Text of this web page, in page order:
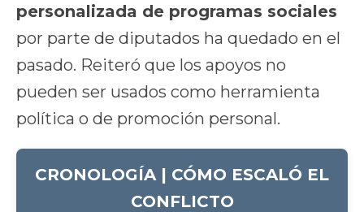
personalizada de programas sociales
por parte de diputados ha quedado en el
pasado. Reiteró que los apoyos no
pueden ser usados como herramienta
política o de promoción personal.
CRONOLOGÍA | CÓMO ESCALÓ EL
CONFLICTO